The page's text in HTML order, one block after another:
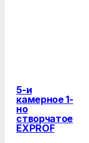
5-и
камерное 1-
но
створчатое
EXPROF